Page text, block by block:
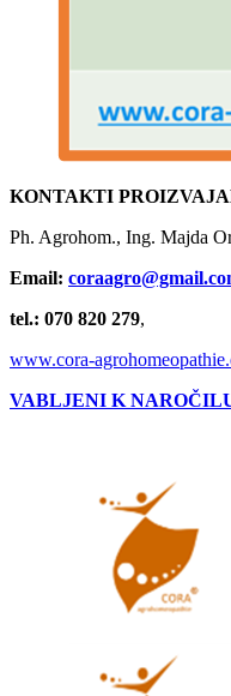
KONTAKTI
Ph. Agrohom., Ing. Majda
Email:
tel.: 070 820 279,
www.cora-
VABLJENI K